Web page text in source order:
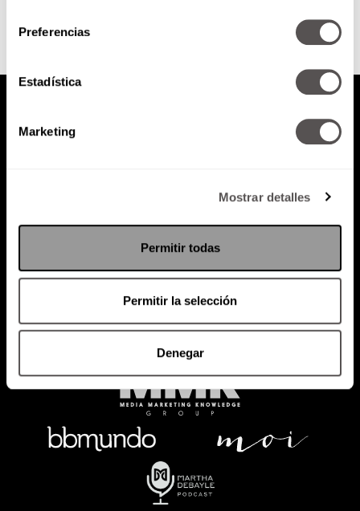
Preferencias
Estadística
Marketing
Mostrar detalles
Permitir todas
Permitir la selección
Denegar
Política de Privacidad
PODCAST RADIO MARTHA EVENTOS
SACA TU ID